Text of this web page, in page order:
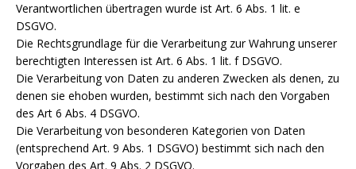
Verantwortlichen übertragen wurde ist Art. 6 Abs. 1 lit. e
DSGVO.
Die Rechtsgrundlage für die Verarbeitung zur Wahrung unserer
berechtigten Interessen ist Art. 6 Abs. 1 lit. f DSGVO.
Die Verarbeitung von Daten zu anderen Zwecken als denen, zu
denen sie ehoben wurden, bestimmt sich nach den Vorgaben
des Art 6 Abs. 4 DSGVO.
Die Verarbeitung von besonderen Kategorien von Daten
(entsprechend Art. 9 Abs. 1 DSGVO) bestimmt sich nach den
Vorgaben des Art. 9 Abs. 2 DSGVO.